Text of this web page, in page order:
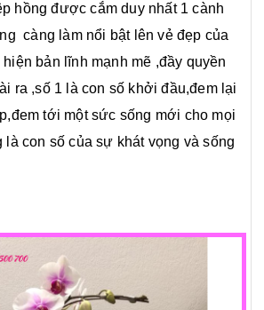
hồng được cắm duy nhất 1 cành
càng làm nổi bật lên vẻ đẹp của
bản lĩnh mạnh mẽ ,đầy quyền
ra ,số 1 là con số khởi đầu,đem lại
tới một sức sống mới cho mọi
con số của sự khát vọng và sống